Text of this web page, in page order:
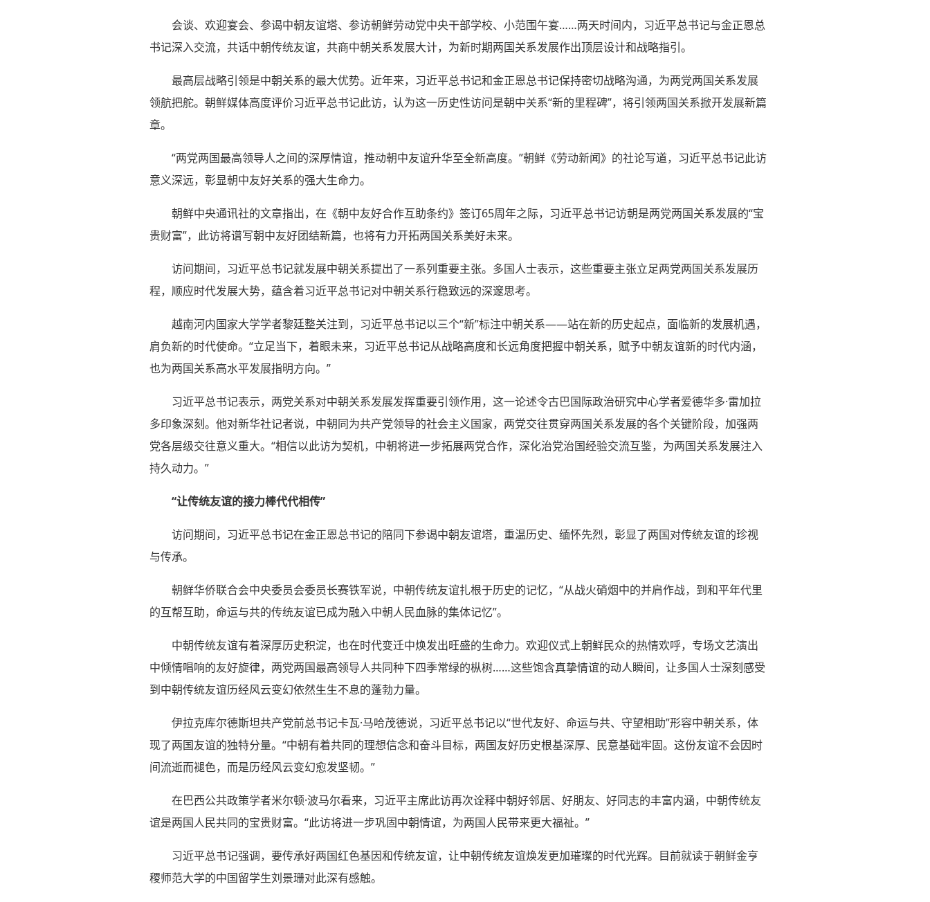
会谈、欢迎宴会、参谒中朝友谊塔、参访朝鲜劳动党中央干部学校、小范围午宴……两天时间内，习近平总书记与金正恩总
书记深入交流，共话中朝传统友谊，共商中朝关系发展大计，为新时期两国关系发展作出顶层设计和战略指引。
最高层战略引领是中朝关系的最大优势。近年来，习近平总书记和金正恩总书记保持密切战略沟通，为两党两国关系发展
领航把舵。朝鲜媒体高度评价习近平总书记此访，认为这一历史性访问是朝中关系“新的里程碑”，将引领两国关系掀开发展新篇
章。
“两党两国最高领导人之间的深厚情谊，推动朝中友谊升华至全新高度。”朝鲜《劳动新闻》的社论写道，习近平总书记此访
意义深远，彰显朝中友好关系的强大生命力。
朝鲜中央通讯社的文章指出，在《朝中友好合作互助条约》签订65周年之际，习近平总书记访朝是两党两国关系发展的“宝
贵财富”，此访将谱写朝中友好团结新篇，也将有力开拓两国关系美好未来。
访问期间，习近平总书记就发展中朝关系提出了一系列重要主张。多国人士表示，这些重要主张立足两党两国关系发展历
程，顺应时代发展大势，蕴含着习近平总书记对中朝关系行稳致远的深邃思考。
越南河内国家大学学者黎廷整关注到，习近平总书记以三个“新”标注中朝关系——站在新的历史起点，面临新的发展机遇，
肩负新的时代使命。“立足当下，着眼未来，习近平总书记从战略高度和长远角度把握中朝关系，赋予中朝友谊新的时代内涵，
也为两国关系高水平发展指明方向。”
习近平总书记表示，两党关系对中朝关系发展发挥重要引领作用，这一论述令古巴国际政治研究中心学者爱德华多·雷加拉
多印象深刻。他对新华社记者说，中朝同为共产党领导的社会主义国家，两党交往贯穿两国关系发展的各个关键阶段，加强两
党各层级交往意义重大。“相信以此访为契机，中朝将进一步拓展两党合作，深化治党治国经验交流互鉴，为两国关系发展注入
持久动力。”
“让传统友谊的接力棒代代相传”
访问期间，习近平总书记在金正恩总书记的陪同下参谒中朝友谊塔，重温历史、缅怀先烈，彰显了两国对传统友谊的珍视
与传承。
朝鲜华侨联合会中央委员会委员长赛铁军说，中朝传统友谊扎根于历史的记忆，“从战火硝烟中的并肩作战，到和平年代里
的互帮互助，命运与共的传统友谊已成为融入中朝人民血脉的集体记忆”。
中朝传统友谊有着深厚历史积淀，也在时代变迁中焕发出旺盛的生命力。欢迎仪式上朝鲜民众的热情欢呼，专场文艺演出
中倾情唱响的友好旋律，两党两国最高领导人共同种下四季常绿的枞树……这些饱含真挚情谊的动人瞬间，让多国人士深刻感受
到中朝传统友谊历经风云变幻依然生生不息的蓬勃力量。
伊拉克库尔德斯坦共产党前总书记卡瓦·马哈茂德说，习近平总书记以“世代友好、命运与共、守望相助”形容中朝关系，体
现了两国友谊的独特分量。“中朝有着共同的理想信念和奋斗目标，两国友好历史根基深厚、民意基础牢固。这份友谊不会因时
间流逝而褪色，而是历经风云变幻愈发坚韧。”
在巴西公共政策学者米尔顿·波马尔看来，习近平主席此访再次诠释中朝好邻居、好朋友、好同志的丰富内涵，中朝传统友
谊是两国人民共同的宝贵财富。“此访将进一步巩固中朝情谊，为两国人民带来更大福祉。”
习近平总书记强调，要传承好两国红色基因和传统友谊，让中朝传统友谊焕发更加璀璨的时代光辉。目前就读于朝鲜金亨
稷师范大学的中国留学生刘景珊对此深有感触。